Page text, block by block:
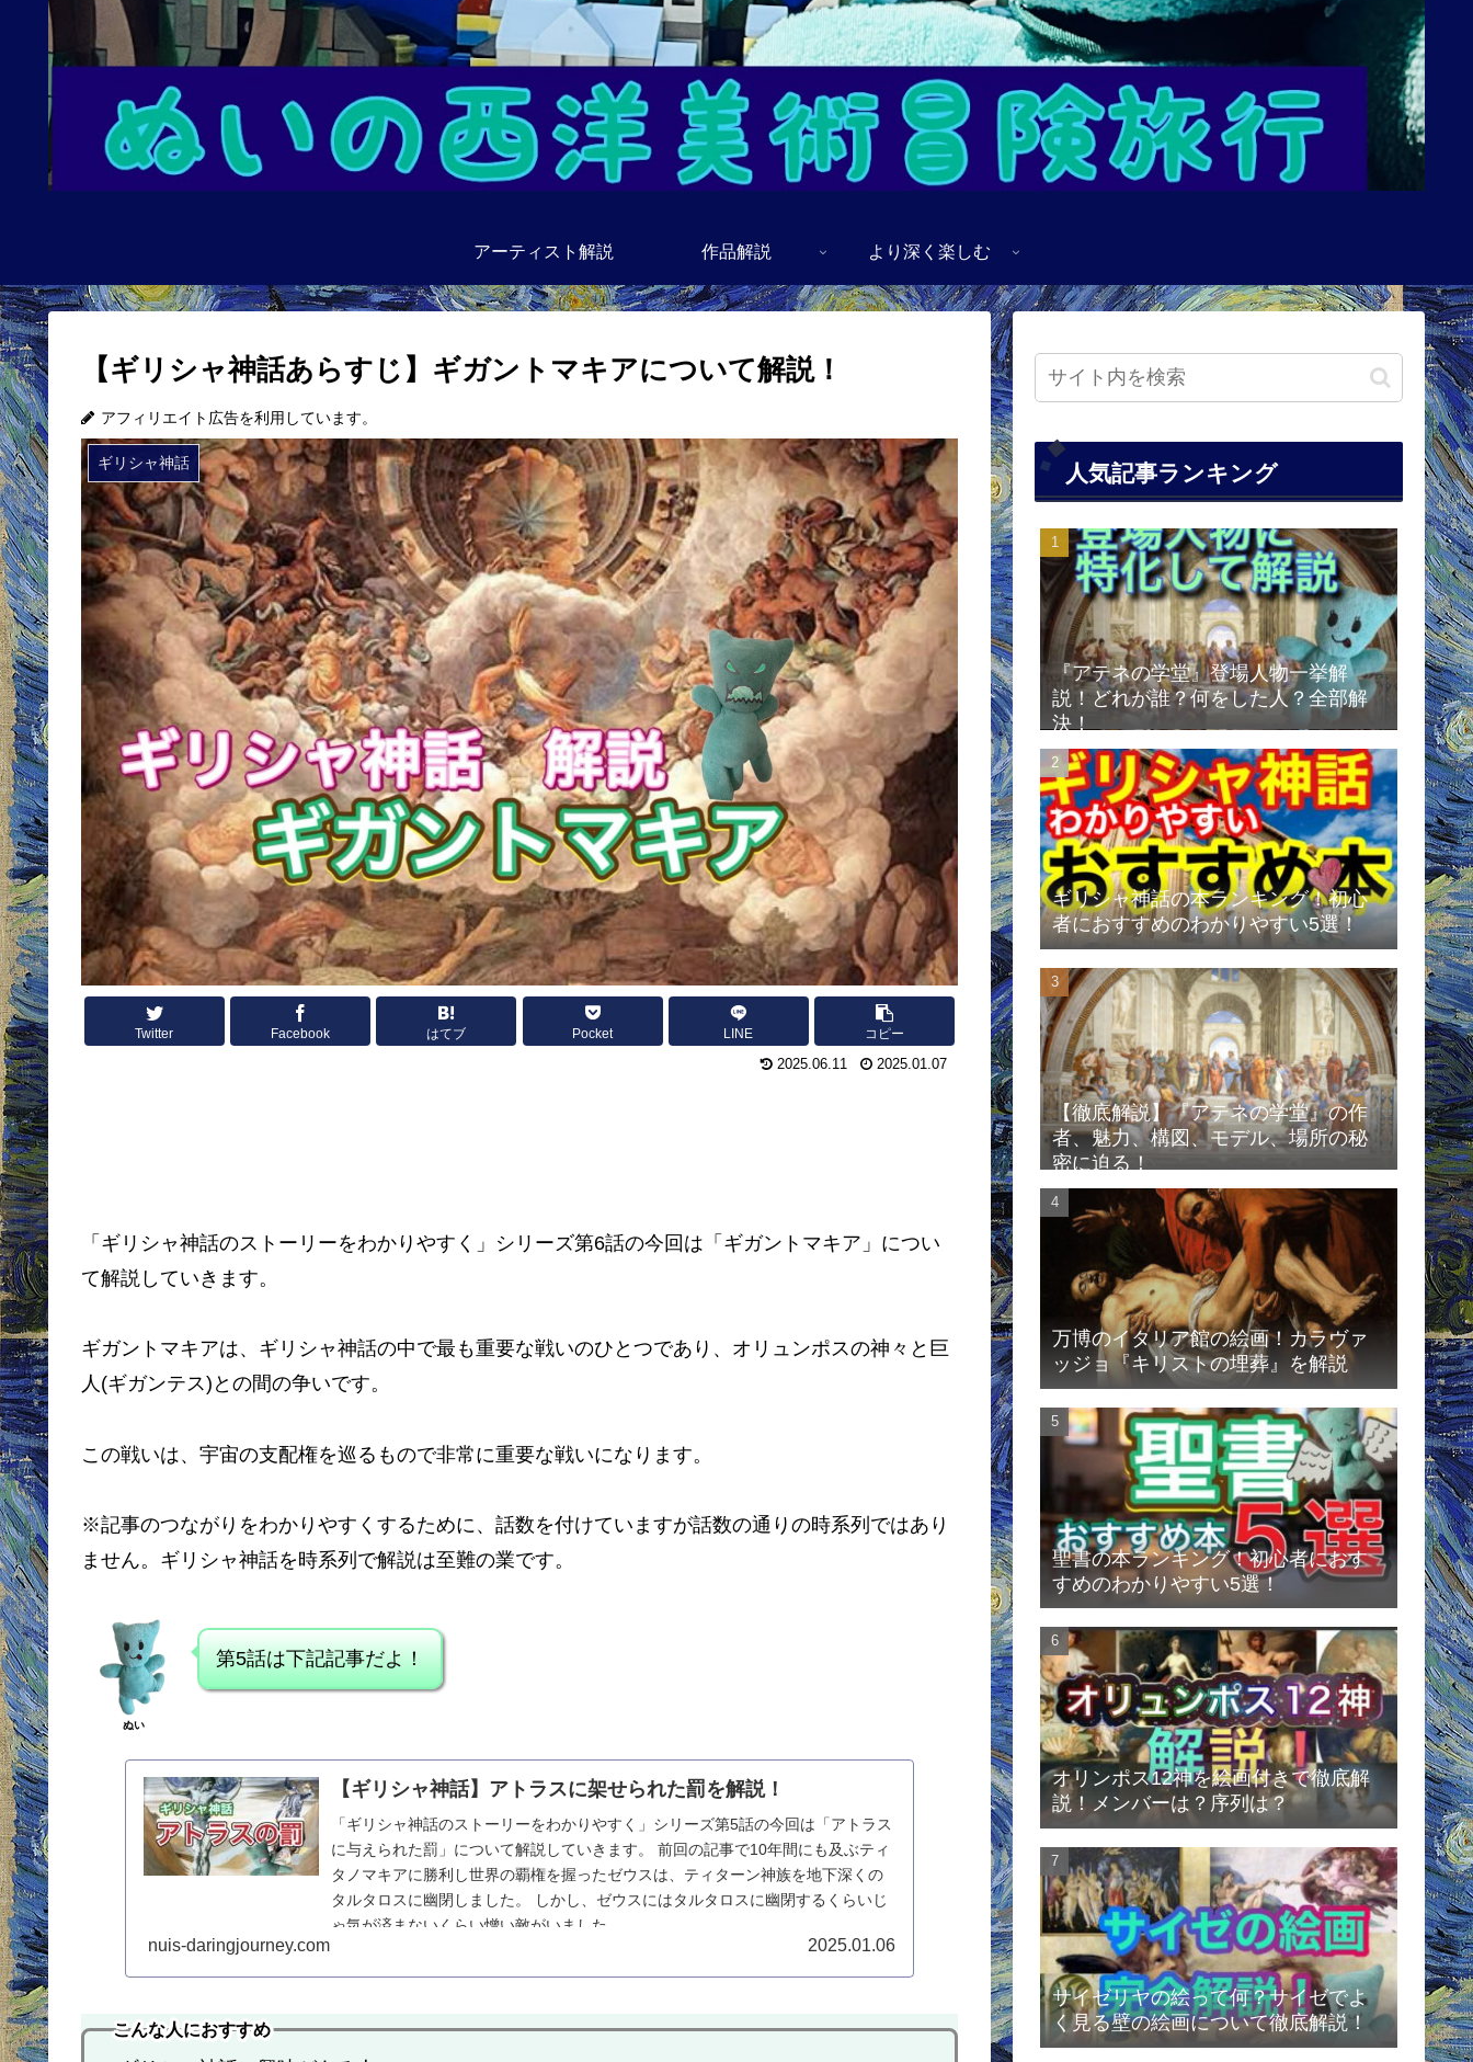
アーティスト解説 作品解説 より深く楽しむ
【ギリシャ神話あらすじ】ギガントマキアについて解説！
アフィリエイト広告を利用しています。
ギリシャ神話
Twitter Facebook はてブ Pocket LINE コピー
2025.06.11 2025.01.07
「ギリシャ神話のストーリーをわかりやすく」シリーズ第6話の今回は「ギガントマキア」につい
て解説していきます。
ギガントマキアは、ギリシャ神話の中で最も重要な戦いのひとつであり、オリュンポスの神々と巨
人(ギガンテス)との間の争いです。
この戦いは、宇宙の支配権を巡るもので非常に重要な戦いになります。
※記事のつながりをわかりやすくするために、話数を付けていますが話数の通りの時系列ではあり
ません。ギリシャ神話を時系列で解説は至難の業です。
ぬい
第5話は下記記事だよ！
【ギリシャ神話】アトラスに架せられた罰を解説！
「ギリシャ神話のストーリーをわかりやすく」シリーズ第5話の今回は「アトラス
に与えられた罰」について解説していきます。 前回の記事で10年間にも及ぶティ
タノマキアに勝利し世界の覇権を握ったゼウスは、ティターン神族を地下深くの
タルタロスに幽閉しました。 しかし、ゼウスにはタルタロスに幽閉するくらいじ
ゃ気が済まないくらい憎い敵がいました。
nuis-daringjourney.com 2025.01.06
こんな人におすすめ
人気記事ランキング
『アテネの学堂』登場人物一挙解
説！どれが誰？何をした人？全部解
決！
ギリシャ神話の本ランキング！初心
者におすすめのわかりやすい5選！
【徹底解説】『アテネの学堂』の作
者、魅力、構図、モデル、場所の秘
密に迫る！
万博のイタリア館の絵画！カラヴァ
ッジョ『キリストの埋葬』を解説
聖書の本ランキング！初心者におす
すめのわかりやすい5選！
オリンポス12神を絵画付きで徹底解
説！メンバーは？序列は？
サイゼリヤの絵って何？サイゼでよ
く見る壁の絵画について徹底解説！